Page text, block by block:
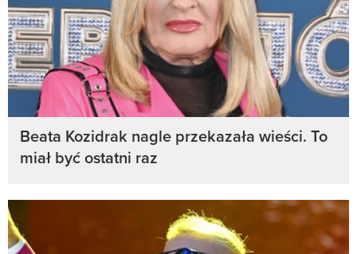
Beata Kozidrak nagle przekazała wieści. To
miał być ostatni raz